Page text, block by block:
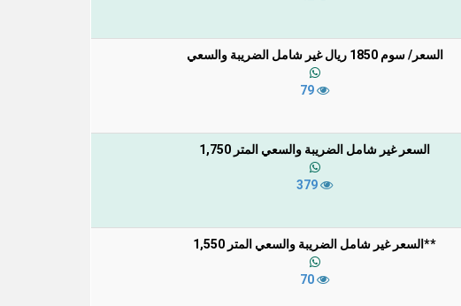
السعر/ سوم 1850 ريال غير شامل الضريبة والسعي
السعر غير شامل الضريبة والسعي المتر 1,750
**السعر غير شامل الضريبة والسعي المتر 1,550